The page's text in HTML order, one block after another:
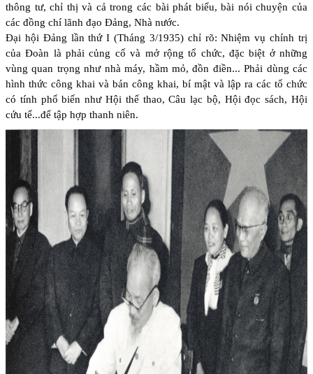
thông tư, chỉ thị và cả trong các bài phát biểu, bài nói chuyện của
các đồng chí lãnh đạo Đảng, Nhà nước.
Đại hội Đảng lần thứ I (Tháng 3/1935) chỉ rõ: Nhiệm vụ chính trị
của Đoàn là phải củng cố và mở rộng tổ chức, đặc biệt ở những
vùng quan trọng như nhà máy, hầm mỏ, đồn điền... Phải dùng các
hình thức công khai và bán công khai, bí mật và lập ra các tổ chức
có tính phổ biến như Hội thể thao, Câu lạc bộ, Hội đọc sách, Hội
cứu tế...để tập hợp thanh niên.